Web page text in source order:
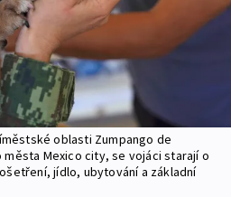
oblasti Zumpango de
Mexico city, se vojáci starají o
jídlo, ubytování a základní